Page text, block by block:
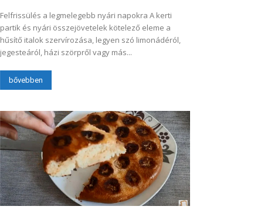
Felfrissülés a legmelegebb nyári napokra A kerti
partik és nyári összejövetelek kötelező eleme a
hűsítő italok szervírozása, legyen szó limonádéról,
jegesteáról, házi szörpről vagy más...
bővebben